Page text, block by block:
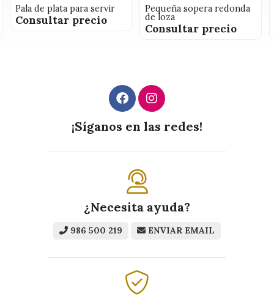
Pala de plata para servir
Consultar precio
Pequeña sopera redonda
de loza
Consultar precio
¡Síganos en las redes!
¿Necesita ayuda?
986 500 219 ENVIAR EMAIL